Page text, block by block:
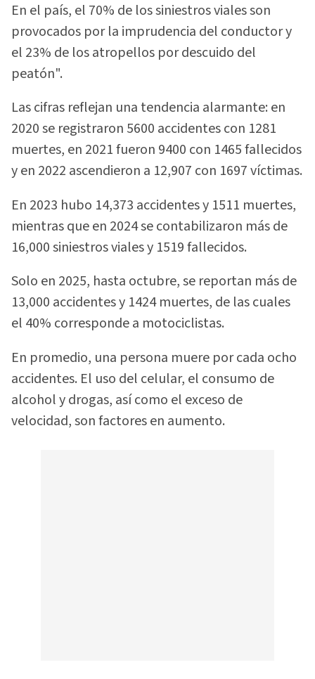
En el país, el 70% de los siniestros viales son
provocados por la imprudencia del conductor y
el 23% de los atropellos por descuido del
peatón".
Las cifras reflejan una tendencia alarmante: en
2020 se registraron 5600 accidentes con 1281
muertes, en 2021 fueron 9400 con 1465 fallecidos
y en 2022 ascendieron a 12,907 con 1697 víctimas.
En 2023 hubo 14,373 accidentes y 1511 muertes,
mientras que en 2024 se contabilizaron más de
16,000 siniestros viales y 1519 fallecidos.
Solo en 2025, hasta octubre, se reportan más de
13,000 accidentes y 1424 muertes, de las cuales
el 40% corresponde a motociclistas.
En promedio, una persona muere por cada ocho
accidentes. El uso del celular, el consumo de
alcohol y drogas, así como el exceso de
velocidad, son factores en aumento.